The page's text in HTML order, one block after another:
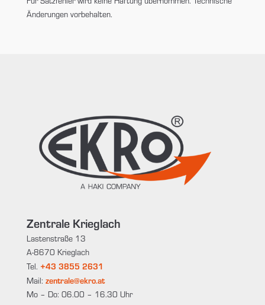
Änderungen vorbehalten.
Zentrale Krieglach
Lastenstraße 13
A-8670 Krieglach
Tel. +43 3855 2631
Mail: zentrale@ekro.at
Mo – Do: 06.00 – 16.30 Uhr